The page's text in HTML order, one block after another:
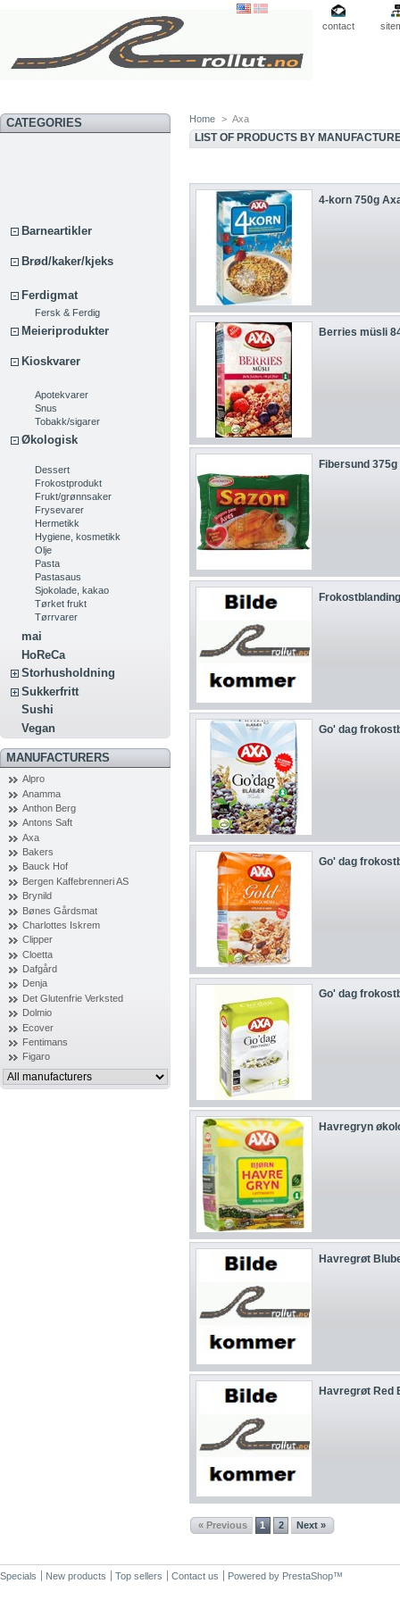
contact
CATEGORIES
Barneartikler
Brød/kaker/kjeks
Ferdigmat
Fersk & Ferdig
Meieriprodukter
Kioskvarer
Apotekvarer
Snus
Tobakk/sigarer
Økologisk
Dessert
Frokostprodukt
Frukt/grønnsaker
Frysevarer
Hermetikk
Hygiene, kosmetikk
Olje
Pasta
Pastasaus
Sjokolade, kakao
Tørket frukt
Tørrvarer
mai
HoReCa
Storhusholdning
Sukkerfritt
Sushi
Vegan
MANUFACTURERS
Alpro
Anamma
Anthon Berg
Antons Saft
Axa
Bakers
Bauck Hof
Bergen Kaffebrenneri AS
Brynild
Bønes Gårdsmat
Charlottes Iskrem
Clipper
Cloetta
Dafgård
Denja
Det Glutenfrie Verksted
Dolmio
Ecover
Fentimans
Figaro
Home > Axa
LIST OF PRODUCTS BY
4-korn 750g
Berries müsli
Fibersund
Go' dag
Go' dag
Go' dag
Havregryn
Havregrøt
Havregrøt Red
« Previous 1 2 Next »
Specials New products Top sellers Contact us Powered by PrestaShop™